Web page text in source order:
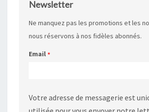
Newsletter
Ne manquez pas les promotions et les
nous réservons à nos fidèles abonnés.
Email *
Votre adresse de messagerie est